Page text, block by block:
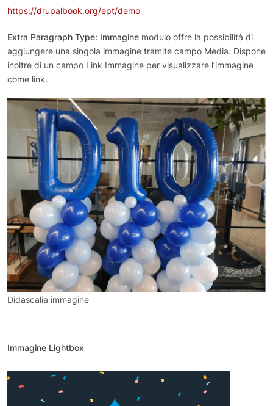
https://drupalbook.org/ept/demo
Extra Paragraph Type: Immagine modulo offre la possibilità di
aggiungere una singola immagine tramite campo Media. Dispone
inoltre di un campo Link Immagine per visualizzare l’immagine
come link.
Didascalia immagine
Immagine Lightbox